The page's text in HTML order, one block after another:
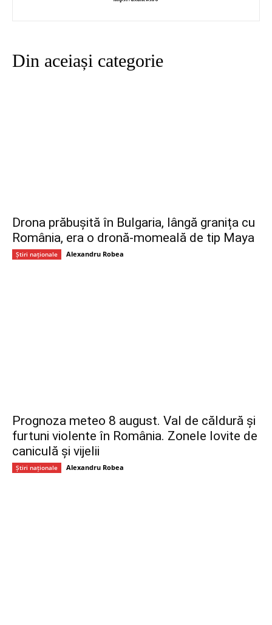
Din aceiași categorie
Drona prăbușită în Bulgaria, lângă granița cu
România, era o dronă-momeală de tip Maya
Știri naționale Alexandru Robea
Prognoza meteo 8 august. Val de căldură și
furtuni violente în România. Zonele lovite de
caniculă și vijelii
Știri naționale Alexandru Robea